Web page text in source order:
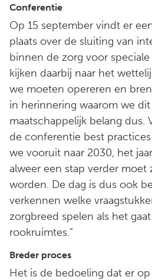
Conferentie
Op 15 september vindt er
plaats over de sluiting van
binnen de zorg voor speciale
kijken daarbij naar het
we moeten opereren en
in herinnering waarom we
maatschappelijk belang dus.
de conferentie best
we vooruit naar 2030, het
alweer een stap verder moet
worden. De dag is dus ook
verkennen welke
zorgbreed spelen als het
rookruimtes.”
Breder proces
Het is de bedoeling dat er